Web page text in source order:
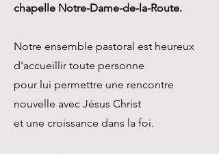
chapelle Notre-Dame-de-la-Route.
Notre ensemble pastoral est heureux
d'accueillir toute personne
pour lui permettre une rencontre
nouvelle avec Jésus Christ
et une croissance dans la foi.